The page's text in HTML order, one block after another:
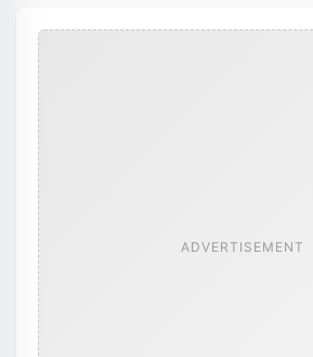
ADVERTISEMENT